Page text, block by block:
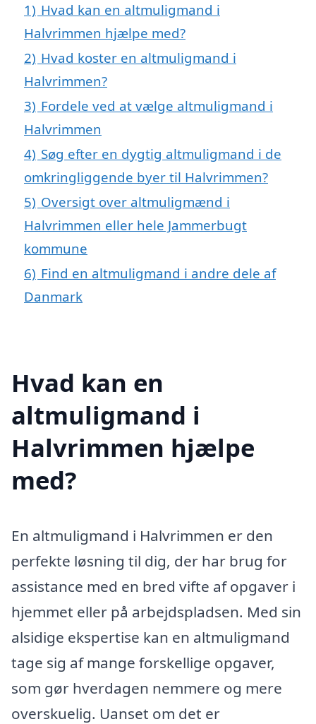
1) Hvad kan en altmuligmand i
Halvrimmen hjælpe med?
2) Hvad koster en altmuligmand i
Halvrimmen?
3) Fordele ved at vælge altmuligmand i
Halvrimmen
4) Søg efter en dygtig altmuligmand i de
omkringliggende byer til Halvrimmen?
5) Oversigt over altmuligmænd i
Halvrimmen eller hele Jammerbugt
kommune
6) Find en altmuligmand i andre dele af
Danmark
Hvad kan en
altmuligmand i
Halvrimmen hjælpe
med?
En altmuligmand i Halvrimmen er den
perfekte løsning til dig, der har brug for
assistance med en bred vifte af opgaver i
hjemmet eller på arbejdspladsen. Med sin
alsidige ekspertise kan en altmuligmand
tage sig af mange forskellige opgaver,
som gør hverdagen nemmere og mere
overskuelig. Uanset om det er